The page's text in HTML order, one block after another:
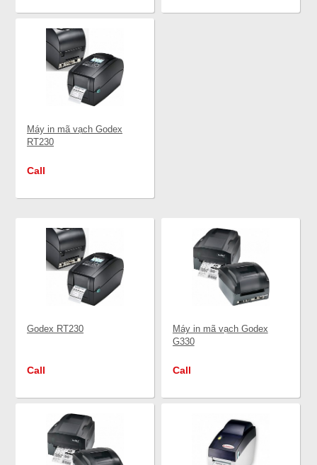
Máy in mã vạch Godex
RT230
Call
Godex RT230
Call
Máy in mã vạch Godex
G330
Call